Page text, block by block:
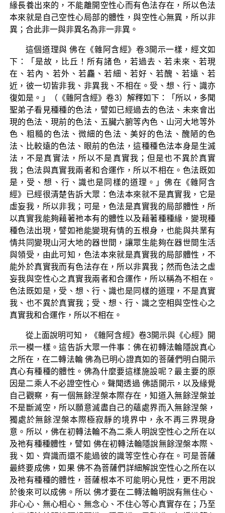
緣長養出來的，不能離開空性心而有色法存在，所以色法
本來就是自己空性心局部的體性，與空性心無異，所以非
異；合此非一與非異名為非一非異。
這個道理與 佛在《雜阿含經》卷3開示一樣，經文如
下：「是故，比丘！所有諸色，若過去、若未來、若現
在、若內、若外、若麤、若細、若好、若醜、若遠、若
近，彼一切皆非我、非異我、不相在。受、想、行、識亦
復如是。」（《雜阿含經》卷3）解釋如下：「所以，多聞
聖弟子看見種種的色法，譬如已經過去的色法、未來會出
現的色法、現前的色法、五臟六腑等內色、山河大地等外
色、粗糙的色法、微細的色法、美好的色法、醜陋的色
法、比較遠的色法、眼前的色法，這種種色法本身是生滅
法，不是真實法，所以不是真實我；但是也不異於真實
我；色法與真實我兩者和合運作，所以不相在。色法既如
是，受、想、行、識也是同樣的道理。」佛在《雜阿含
經》已經很清楚告訴大眾：色法本來就不是真實我，它是
虛妄我，所以非我；可是，色法是真實我的局部體性，所
以真實我能夠藉著祂本有的體性以及藉著種種緣，變現種
種色法出現，譬如祂能變現有情的五根身，也能與共業有
情共同變現山河大地的器世間，讓眾生能夠在器世間生活
與領受，由此可知，色法本來就是真實我的局部體性，不
能外於真實我而有色法存在，所以非異我；然而色法之虛
妄我與空性心之真實我兩者和合運作，所以稱為不相在。
色法既如是，受、想、行、識也是同樣的道理，不是真實
我、也不異於真實我；受、想、行、識之空相與空性心之
真實我和合運作，所以不相在。
從上面說明可知，《雜阿含經》卷3開示與《心經》開
示一模一樣。這告訴大眾一件事：佛在初轉法輪隱說真心
之所在，在二轉法輪 佛為已明心證真如的菩薩們明白開示
真心有種種的體性。佛為什麼要這樣施設呢？最主要的原
因是二乘人不必證空性心。聲聞透過 佛語開示，以及緣覺
自己觀察，有一個無餘涅槃本際存在，知道入無餘涅槃並
不是斷滅空，所以願意滅盡自己的蘊處界而入無餘涅槃，
獨處於無餘涅槃本際極寂靜的境界中，永不再三界現身
意。所以，佛在初轉法輪不為二乘人明說空性心之所在以
及祂有種種體性，譬如 佛在初轉法輪隱說無餘涅槃本際、
我、如、齊識而還不能過彼的識等空性心存在。可是菩薩
最終要成佛，如果 佛不為菩薩們詳細解說空性心之所在以
及祂有種種的體性，菩薩根本不可能明心見性，更不用說
於後來可以成佛。所以 佛才要在二轉法輪明說有無住心、
非心心、無心相心、無念心、不住心等心真實存在；乃至